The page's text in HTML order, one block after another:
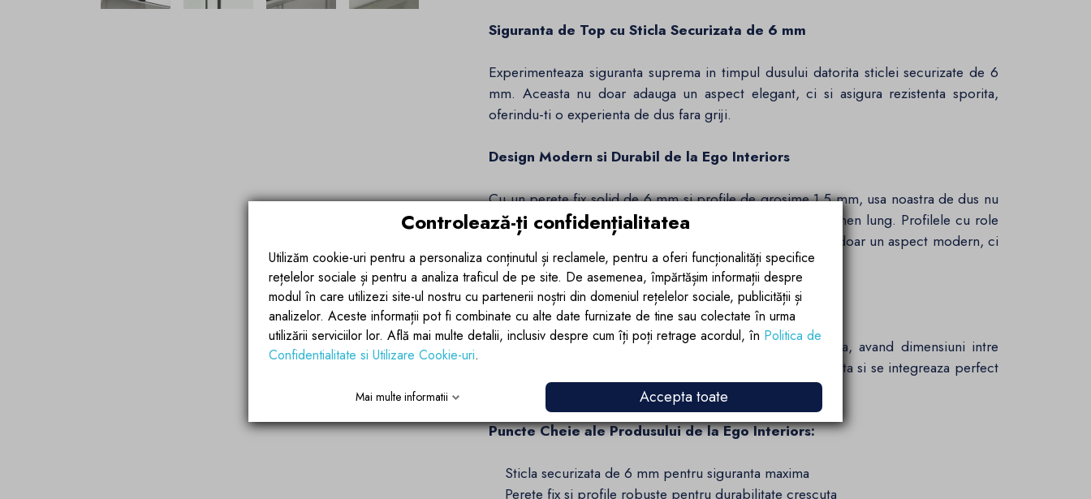
Siguranta de Top cu Sticla Securizata de 6 mm
Experimenteaza siguranta suprema in timpul dusului datorita sticlei securizate de 6
mm. Aceasta nu doar adauga un aspect elegant, ci si asigura rezistenta sporita,
oferindu-ti o experienta de dus fara griji.
Design Modern si Durabil de la Ego Interiors
Cu un perete fix solid de 6 mm si profile de grosime 1.5 mm, usa noastra de dus nu
doar impresioneaza estetic, ci si ofera durabilitate pe termen lung. Profilele cu role
duble din otel inoxidabil, marca Ego Interiors, adauga nu doar un aspect modern, ci
si o functionalitate net superioara.
Dimensiuni Adaptable, Profil Negru Mat Elegant
Creeaza-ti spatiul de baie perfect cu usa noastra glisanta, avand dimensiuni intre
100-180 cm. Profilul Negru Mat adauga un plus de eleganta si se integreaza perfect
in orice design de baie.
Puncte Cheie ale Produsului de la Ego Interiors:
Sticla securizata de 6 mm pentru siguranta maxima
Perete fix si profile robuste pentru durabilitate crescuta
Controlează-ți confidențialitatea
Utilizăm cookie-uri pentru a personaliza conținutul și reclamele, pentru a oferi funcționalități specifice
rețelelor sociale și pentru a analiza traficul de pe site. De asemenea, împărtășim informații despre
modul în care utilizezi site-ul nostru cu partenerii noștri din domeniul rețelelor sociale, publicității și
analizelor. Aceste informații pot fi combinate cu alte date furnizate de tine sau colectate în urma
utilizării serviciilor lor. Află mai multe detalii, inclusiv despre cum îți poți retrage acordul, în Politica de
Confidentialitate si Utilizare Cookie-uri.
Mai multe informatii Accepta toate